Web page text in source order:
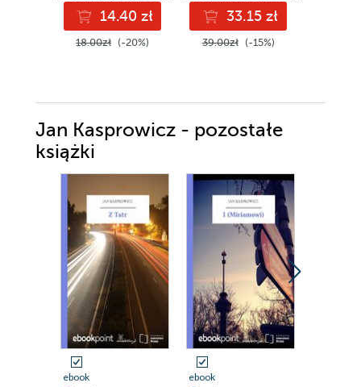
14.40 zł
18.00zł (-20%)
33.15 zł
39.00zł (-15%)
Jan Kasprowicz - pozostałe
książki
ebook
ebook